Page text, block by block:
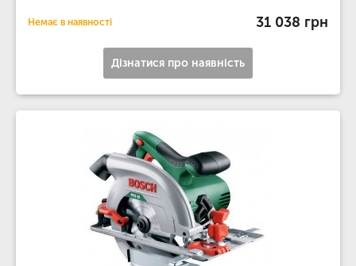
Немає в наявності 31 038 грн
Дізнатися про наявність